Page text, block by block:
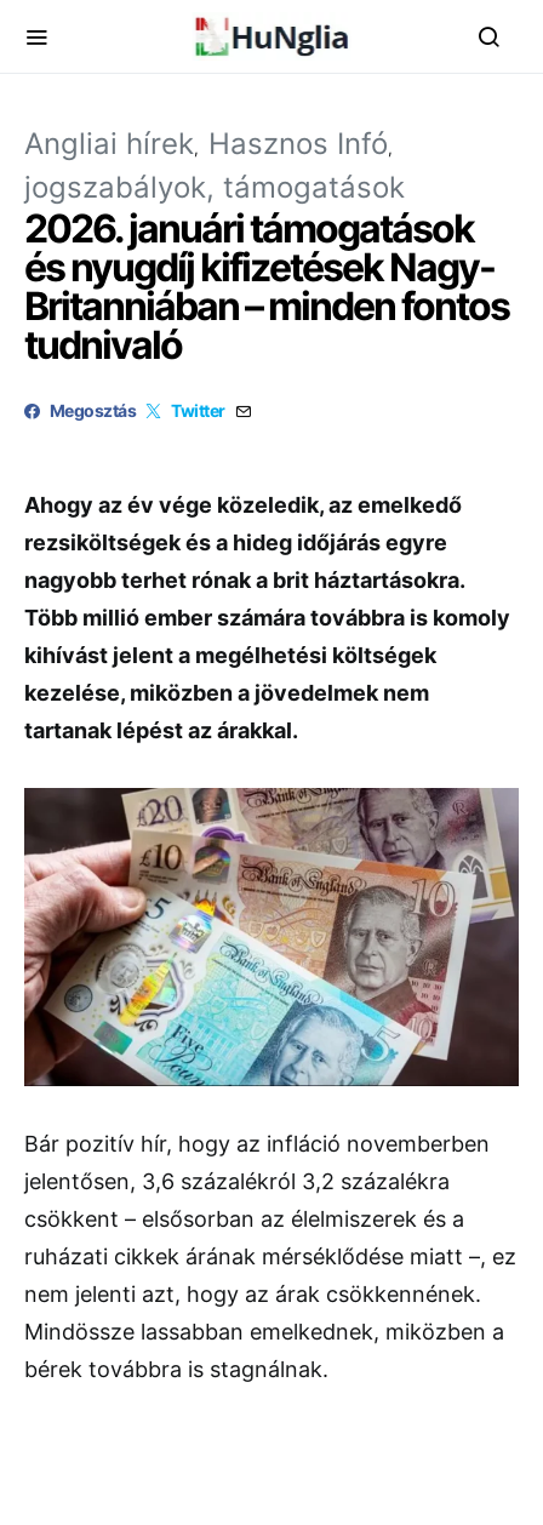
Angliai hírek Hasznos Infó
jogszabályok, támogatások
2026. januári támogatások
és nyugdíj kifizetések Nagy-
Britanniában – minden fontos
tudnivaló
Megosztás Twitter
Ahogy az év vége közeledik, az emelkedő
rezsiköltségek és a hideg időjárás egyre
nagyobb terhet rónak a brit háztartásokra.
Több millió ember számára továbbra is komoly
kihívást jelent a megélhetési költségek
kezelése, miközben a jövedelmek nem
tartanak lépést az árakkal.
Bár pozitív hír, hogy az infláció novemberben
jelentősen, 3,6 százalékról 3,2 százalékra
csökkent – elsősorban az élelmiszerek és a
ruházati cikkek árának mérséklődése miatt –, ez
nem jelenti azt, hogy az árak csökkennének.
Mindössze lassabban emelkednek, miközben a
bérek továbbra is stagnálnak.